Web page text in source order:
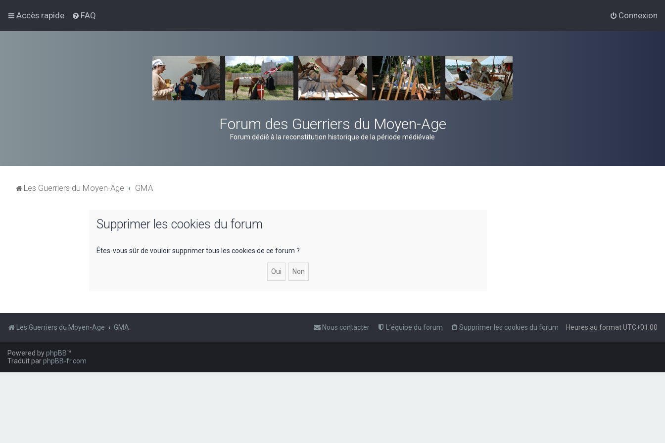
Accès rapide FAQ Connexion
Forum des Guerriers du Moyen-Age
Forum dédié à la reconstitution historique de la période médiévale
Les Guerriers du Moyen-Age GMA
Supprimer les cookies du forum
Êtes-vous sûr de vouloir supprimer tous les cookies de ce forum ?
Les Guerriers du Moyen-Age GMA Heures au formatUTC+01:00
Supprimer les cookies du forum
L’équipe du forum
Nous contacter
Powered byphpBB™
Traduit parphpBB-fr.com